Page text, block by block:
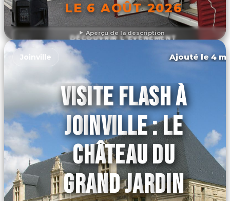
Aperçu de la description
LE 6 AOÛT 2026
DÉCOUVRIR L'ÉVÉNEMENT
Joinville Ajouté le 4
VISITE FLASH À
JOINVILLE : LE
CHÂTEAU DU
GRAND JARDIN